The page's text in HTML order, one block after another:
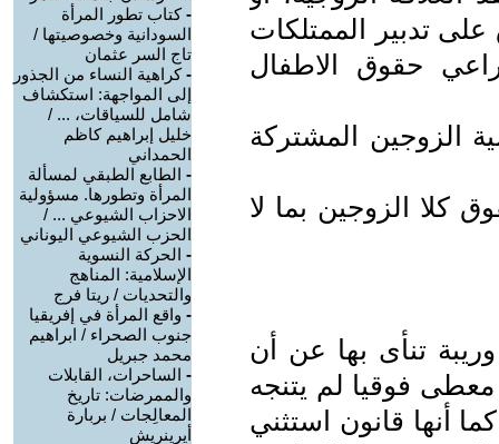
تدبير الممتلكات
حقوق الاطفال
الزوجين المشتركة
كلا الزوجين بما لا
تنأى بها عن أن
فوقيا لم يتنجه
أنها قانون استثني
-كتاب تطور المرأة
السودانية وخصوصيتها /
تاج السر عثمان
-كراهية النساء من الجذور
إلى المواجهة: استكشاف
شامل للسياقات، ... /
خليل إبراهيم كاظم
الحمداني
- الطابع الطبقي لمسألة
المرأة وتطورها. مسؤولية
الاحزاب الشيوعي ... /
الحزب الشيوعي اليوناني
- الحركة النسوية
الإسلامية: المناهج
والتحديات / ريتا فرج
- واقع المرأة في إفريقيا
جنوب الصحراء / ابراهيم
محمد جبريل
- الساحرات، القابلات
والممرضات: تاريخ
المعالِجات / بربارة
أيرينريش